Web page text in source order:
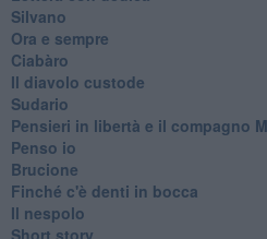
Silvano
Ora e sempre
Ciabàro
Il diavolo custode
Sudario
Pensieri in libertà e il compagno
Penso io
Brucione
Finché c'è denti in bocca
Il nespolo
Short story